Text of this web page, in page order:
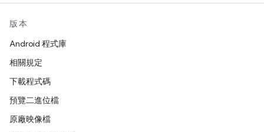
版本
Android 程式庫
相關規定
下載程式碼
預覽二進位檔
原廠映像檔